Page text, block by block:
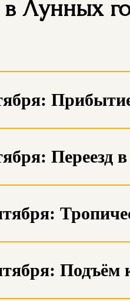
Лунных
Переезд